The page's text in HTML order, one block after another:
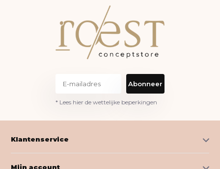
Abonneer
* Lees hier de wettelijke beperkingen
Klantenservice
Mijn account